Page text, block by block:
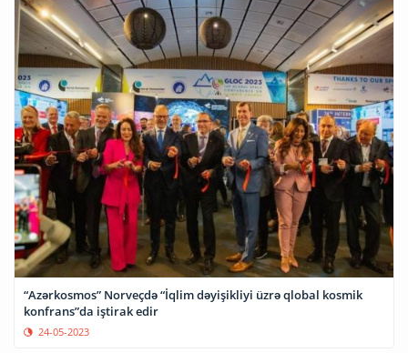
“Azərkosmos” Norveçdə “İqlim dəyişikliyi üzrə qlobal kosmik
konfrans”da iştirak edir
24-05-2023